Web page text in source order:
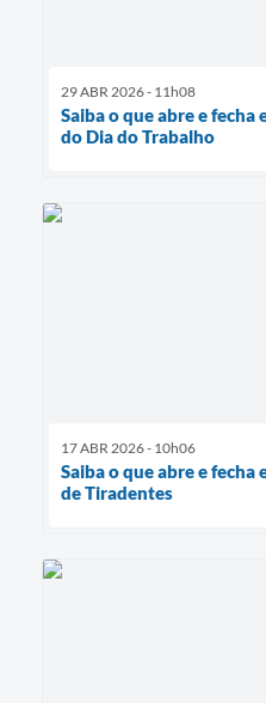
29 ABR 2026 - 11h08
Saiba o que abre e
do Dia do Trabalho
17 ABR 2026 - 10h06
Saiba o que abre e
de Tiradentes